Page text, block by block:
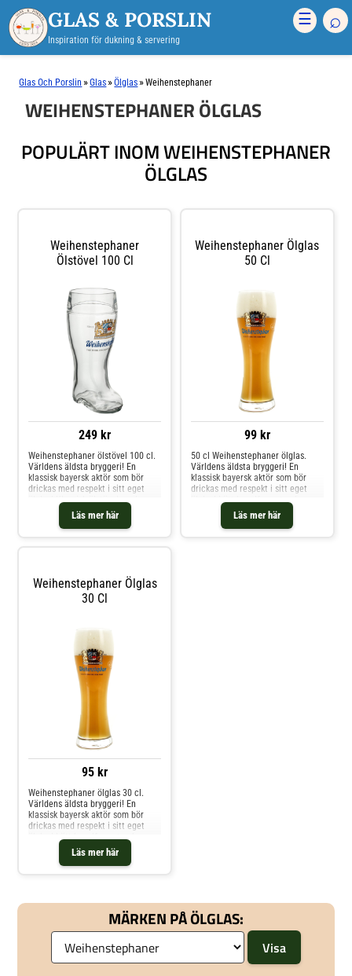
GLAS & PORSLIN
Inspiration för dukning & servering
☰ ⌕
Glas Och Porslin »Glas »Ölglas »Weihenstephaner
WEIHENSTEPHANER ÖLGLAS
POPULÄRT INOM WEIHENSTEPHANER
ÖLGLAS
Weihenstephaner
Ölstövel 100 Cl
249 kr
Läs mer här
Weihenstephaner ölstövel 100 cl.
Världens äldsta bryggeri! En
klassisk bayersk aktör som bör
drickas med respekt i sitt eget
Weihenstephaner-loggan på
framsidan.Volym: 100 cl Endast
handdisk
Weihenstephaner Ölglas
50 Cl
99 kr
Läs mer här
50 cl Weihenstephaner ölglas.
Världens äldsta bryggeri! En
klassisk bayersk aktör som bör
drickas med respekt i sitt eget
greppvänligt med
Weihenstephaner-loggan på
framsidan av ölglaset.Dessa glas
Weihenstephaner Ölglas
30 Cl
95 kr
Läs mer här
Weihenstephaner ölglas 30 cl.
Världens äldsta bryggeri! En
klassisk bayersk aktör som bör
drickas med respekt i sitt eget
ölglas! Lätt kupolformat och
greppvänligt med
Weihenstephaner-loggan på
framsidan av ölglaset. Dessa glas
detta är ingen defekt utan denna
uppstår då glasmassan fylls på i
glasskålen på fabriken.MÄRKEN PÅ ÖLGLAS: